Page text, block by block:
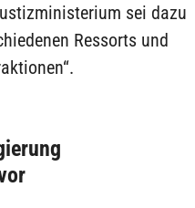
sei dazu
Ressorts und